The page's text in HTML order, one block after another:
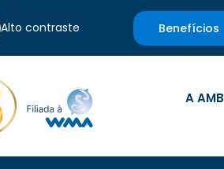
Alto contraste Benefícios
A AMB